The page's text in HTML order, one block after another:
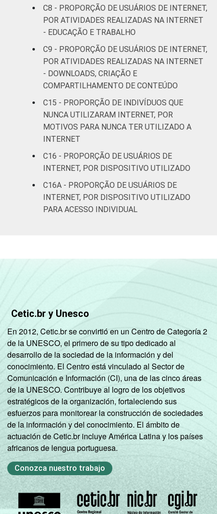
Mais de 3
SM até 5 SM
Mais de 5
SM até 10
SM
Mais de 10
SM
90
Classe
social
2008
Classe B 81
Classe C 56
Classe D/ E
2015
Classe B 86
Condição
de
atividade
PEA 66
Não PEA 61
Base: 102.046.288 usuários de Internet.
Respostas estimuladas. Cada item
apresentado se refere apenas aos
resultados da alternativa sim. Dados
coletados entre Novembro de 2015 e Junho
de 2016.
C8 - PROPORÇÃO DE USUÁRIOS DE INTERNET,
POR ATIVIDADES REALIZADAS NA INTERNET
- EDUCAÇÃO E TRABALHO
C9 - PROPORÇÃO DE USUÁRIOS DE INTERNET,
POR ATIVIDADES REALIZADAS NA INTERNET
- DOWNLOADS, CRIAÇÃO E
COMPARTILHAMENTO DE CONTEÚDO
C15 - PROPORÇÃO DE INDIVÍDUOS QUE
NUNCA UTILIZARAM INTERNET, POR
MOTIVOS PARA NUNCA TER UTILIZADO A
INTERNET
C16 - PROPORÇÃO DE USUÁRIOS DE
INTERNET, POR DISPOSITIVO UTILIZADO
C16A - PROPORÇÃO DE USUÁRIOS DE
INTERNET, POR DISPOSITIVO UTILIZADO
PARA ACESSO INDIVIDUAL
Cetic.br y Unesco
En 2012, Cetic.br se convirtió en un Centro de Categoría 2
de la UNESCO, el primero de su tipo dedicado al
desarrollo de la sociedad de la información y del
conocimiento. El Centro está vinculado al Sector de
Comunicación e Información (CI), una de las cinco áreas
de la UNESCO. Contribuye al logro de los objetivos
estratégicos de la organización, fortaleciendo sus
esfuerzos para monitorear la construcción de sociedades
de la información y del conocimiento. El ámbito de
actuación de Cetic.br incluye América Latina y los países
africanos de lengua portuguesa.
Conozca nuestro trabajo